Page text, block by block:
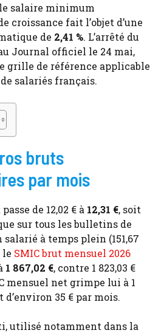
salaire minimum
croissance fait l’objet d’une
de 2,41 %. L’arrêté du
Journal officiel le 24 mai,
grille de référence applicable
salariés français.
bruts
par mois
de 12,02 € à 12,31 €, soit
sur tous les bulletins de
à temps plein (151,67
le SMIC brut mensuel 2026
1 867,02 €, contre 1 823,03 €
mensuel net grimpe lui à 1
d’environ 35 € par mois.
utilisé notamment dans la